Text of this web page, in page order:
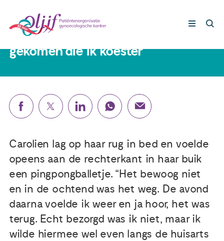
Nieuws
Agenda
Lotgenoten
Steun ons
Carolien (58): ‘Door kanker zijn er
ook bijzondere dingen op mijn pad
gekomen die ik koester’
Carolien lag op haar rug in bed en voelde
opeens aan de rechterkant in haar buik
een pingpongballetje. “Het bewoog niet
en in de ochtend was het weg. De avond
daarna voelde ik weer en ja hoor, het was
terug. Echt bezorgd was ik niet, maar ik
wilde hiermee wel even langs de huisarts